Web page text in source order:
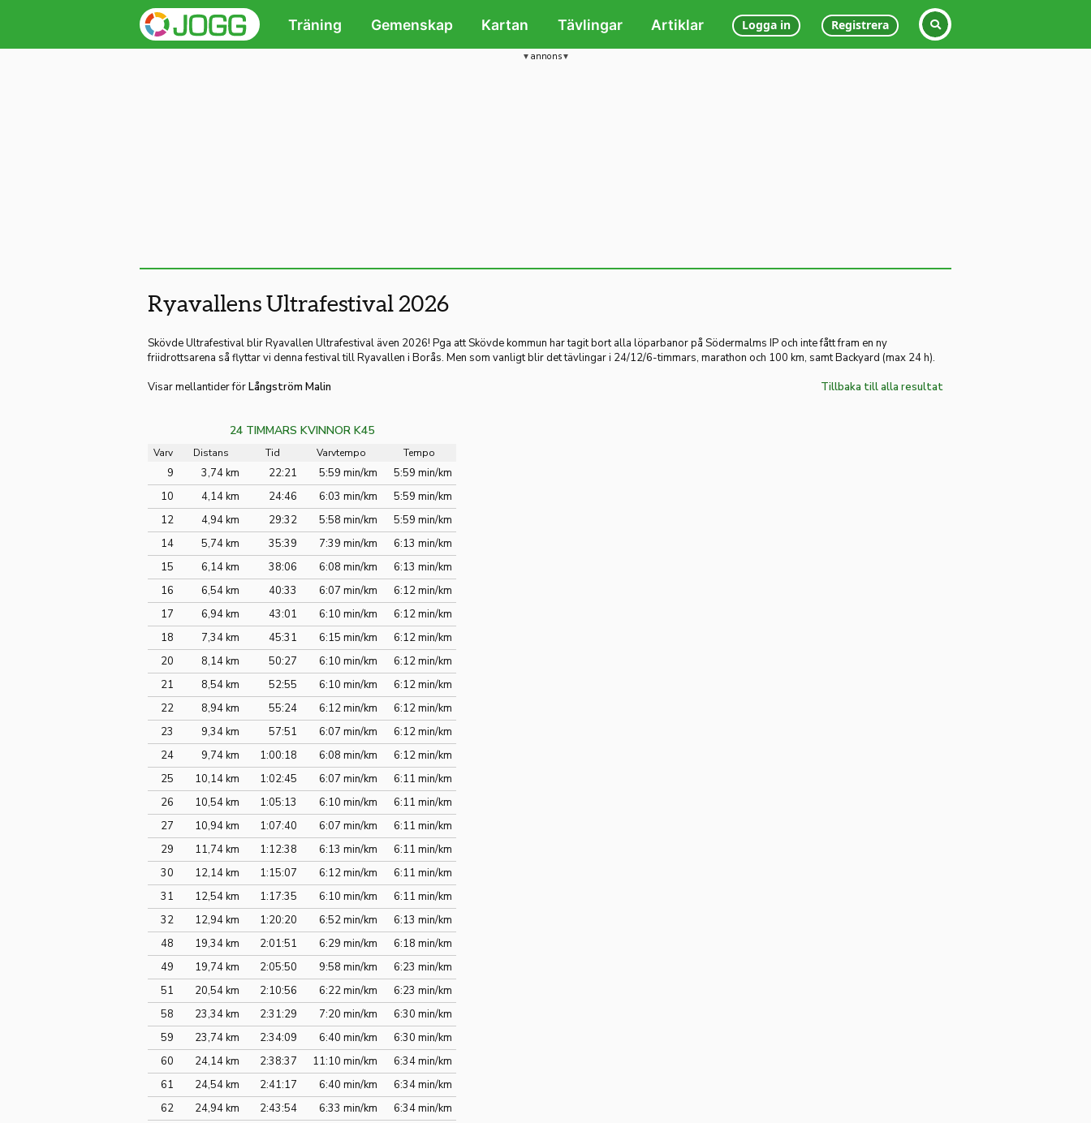
Träning Gemenskap Kartan Tävlingar Artiklar Logga in Registrera
annons
Ryavallens Ultrafestival 2026
Skövde Ultrafestival blir Ryavallen Ultrafestival även 2026! Pga att Skövde kommun har tagit bort alla löparbanor på Södermalms IP och inte fått fram en ny
friidrottsarena så flyttar vi denna festival till Ryavallen i Borås. Men som vanligt blir det tävlingar i 24/12/6-timmars, marathon och 100 km, samt Backyard (max 24 h).
Visar mellantider förLångström Malin Tillbaka till alla resultat
24 TIMMARS KVINNOR K45
Varv Distans Tid Varvtempo Tempo
9 3,74 km 22:21 5:59 min/km
5:59 min/km
10
4,14 km 24:46 6:03 min/km
5:59 min/km
12
4,94 km 29:32 5:58 min/km
5:59 min/km
14
5,74 km 35:39 7:39 min/km
6:13 min/km
15
6,14 km 38:06 6:08 min/km
6:13 min/km
16
6,54 km 40:33 6:07 min/km
6:12 min/km
17
6,94 km 43:01 6:10 min/km
6:12 min/km
18
7,34 km 45:31 6:15 min/km
6:12 min/km
20
8,14 km 50:27 6:10 min/km
6:12 min/km
21
8,54 km 52:55 6:10 min/km
6:12 min/km
22
8,94 km 55:24 6:12 min/km
6:12 min/km
23
9,34 km 57:51 6:07 min/km
6:12 min/km
24
9,74 km 1:00:18 6:08 min/km
6:12 min/km
25
10,14 km 1:02:45 6:07 min/km
6:11 min/km
26
10,54 km 1:05:13 6:10 min/km
6:11 min/km
27
10,94 km 1:07:40 6:07 min/km
6:11 min/km
29
11,74 km 1:12:38 6:13 min/km
6:11 min/km
30
12,14 km 1:15:07 6:12 min/km
6:11 min/km
31
12,54 km 1:17:35 6:10 min/km
6:11 min/km
32
12,94 km 1:20:20 6:52 min/km
6:13 min/km
48
19,34 km 2:01:51 6:29 min/km
6:18 min/km
49
19,74 km 2:05:50 9:58 min/km
6:23 min/km
51
20,54 km 2:10:56 6:22 min/km
6:23 min/km
58
23,34 km 2:31:29 7:20 min/km
6:30 min/km
59
23,74 km 2:34:09 6:40 min/km
6:30 min/km
60
24,14 km 2:38:37 11:10 min/km
6:34 min/km
61
24,54 km 2:41:17 6:40 min/km
6:34 min/km
62
24,94 km 2:43:54 6:33 min/km
6:34 min/km